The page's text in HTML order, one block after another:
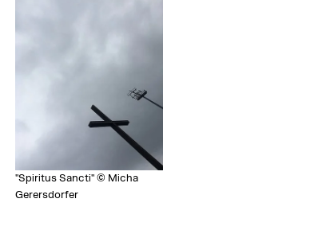
"Spiritus Sancti" © Micha
Gerersdorfer